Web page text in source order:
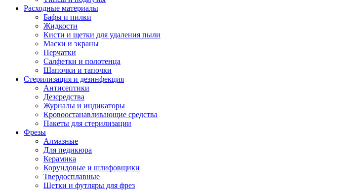
Расходные материалы
Бафы и пилки
Жидкости
Кисти и щетки для удаления пыли
Маски и экраны
Перчатки
Салфетки и полотенца
Шапочки и тапочки
Стерилизация и дезинфекция
Антисептики
Дезсредства
Журналы и индикаторы
Кровоостанавливающие средства
Пакеты для стерилизации
Фрезы
Алмазные
Для педикюра
Керамика
Корундовые и шлифовщики
Твердосплавные
Щетки и футляры для фрез